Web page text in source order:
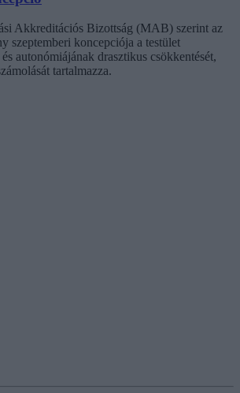
Akkreditációs Bizottság (MAB) szerint az
szeptemberi koncepciója a testület
autonómiájának drasztikus csökkentését,
tartalmazza.